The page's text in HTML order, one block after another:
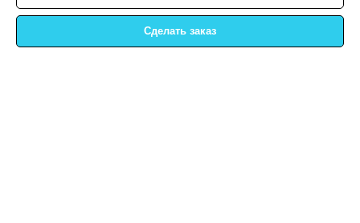
Сделать заказ